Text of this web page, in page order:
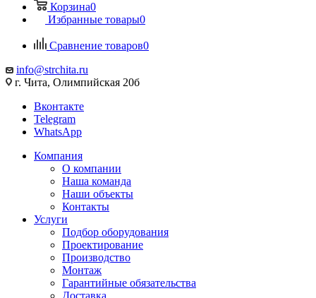
Корзина0
Избранные товары0
Сравнение товаров0
info@strchita.ru
г. Чита, Олимпийская 20б
Вконтакте
Telegram
WhatsApp
Компания
О компании
Наша команда
Наши объекты
Контакты
Услуги
Подбор оборудования
Проектирование
Производство
Монтаж
Гарантийные обязательства
Доставка